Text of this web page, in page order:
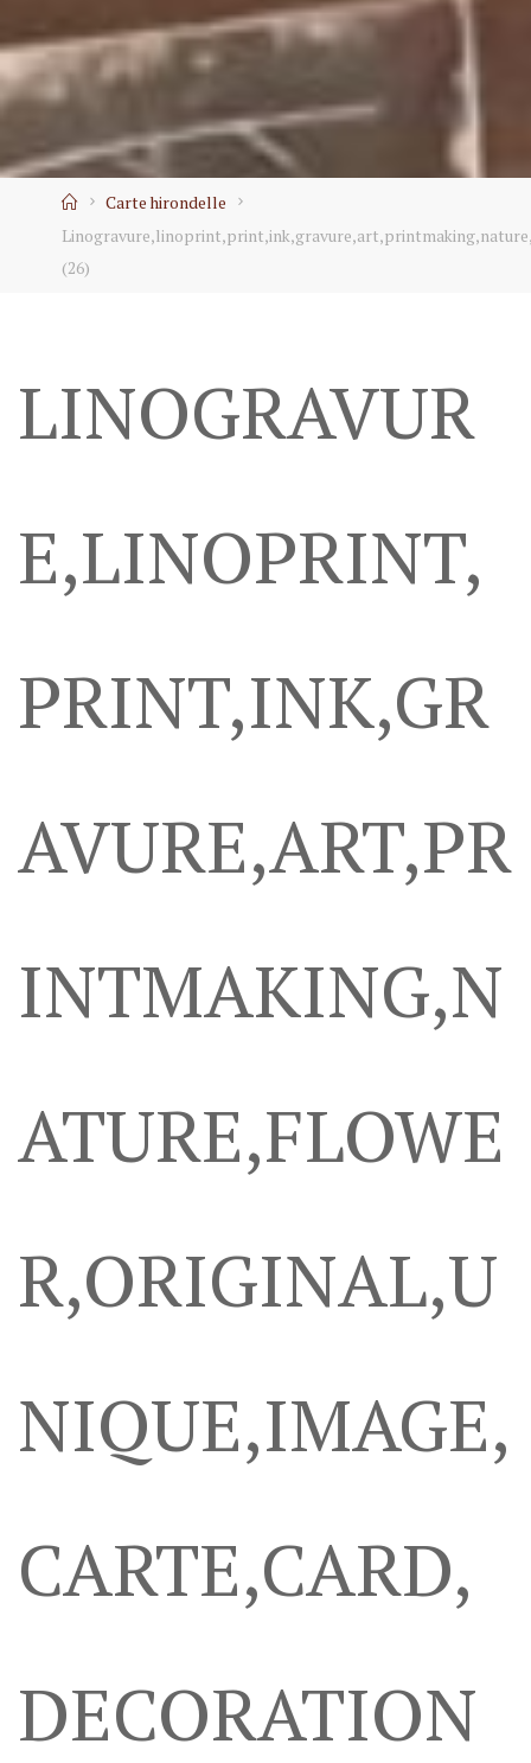
Home
Carte hirondelle
(26)
LINOGRAVUR
E,LINOPRINT,
PRINT,INK,GR
AVURE,ART,PR
INTMAKING,N
ATURE,FLOWE
R,ORIGINAL,U
NIQUE,IMAGE,
CARTE,CARD,
DECORATION